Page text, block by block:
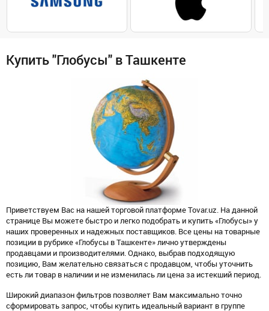
Купить "Глобусы" в Ташкенте
Приветствуем Вас на нашей торговой платформе Tovar.uz. На данной
странице Вы можете быстро и легко подобрать и купить «Глобусы» у
наших проверенных и надежных поставщиков. Все цены на товарные
позиции в рубрике «Глобусы в Ташкенте» лично утверждены
продавцами и производителями. Однако, выбрав подходящую
позицию, Вам желательно связаться с продавцом, чтобы уточнить
есть ли товар в наличии и не изменилась ли цена за истекший период.
Широкий диапазон фильтров позволяет Вам максимально точно
сформировать запрос, чтобы купить идеальный вариант в группе